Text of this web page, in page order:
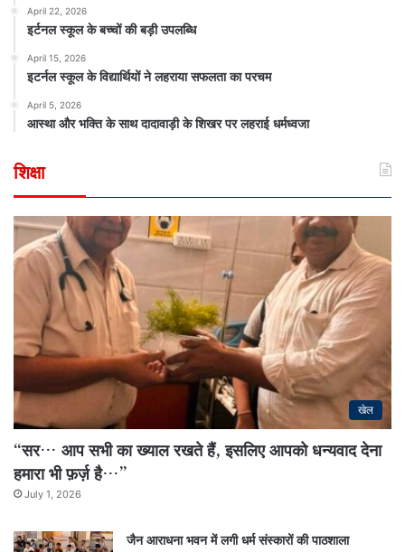
April 22, 2026
इर्टनल स्कूल के बच्चों की बड़ी उपलब्धि
April 15, 2026
इटर्नल स्कूल के विद्यार्थियों ने लहराया सफलता का परचम
April 5, 2026
आस्था और भक्ति के साथ दादावाड़ी के शिखर पर लहराई धर्मध्वजा
शिक्षा
खेल
“सर… आप सभी का ख्याल रखते हैं, इसलिए आपको धन्यवाद देना
हमारा भी फ़र्ज़ है…”
July 1, 2026
जैन आराधना भवन में लगी धर्म संस्कारों की पाठशाला